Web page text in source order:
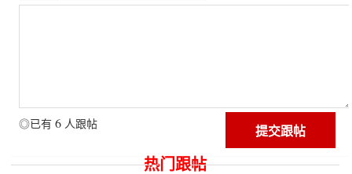
◎已有 6 人跟帖
热门跟帖